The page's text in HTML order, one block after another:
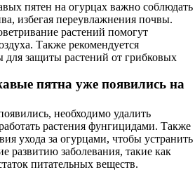
пятен на огурцах важно соблюдать
избегая переувлажнения почвы.
растений помогут
Также рекомендуется
для защиты растений от грибковых
пятна уже появились на
необходимо удалить
растения фунгицидами. Также
ухода за огурцами, чтобы устранить
развитию заболевания, такие как
питательных веществ.